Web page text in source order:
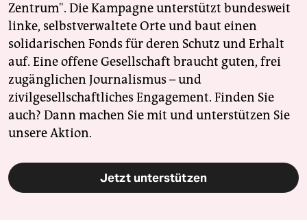
Zentrum". Die Kampagne unterstützt bundesweit
linke, selbstverwaltete Orte und baut einen
solidarischen Fonds für deren Schutz und Erhalt
auf. Eine offene Gesellschaft braucht guten, frei
zugänglichen Journalismus – und
zivilgesellschaftliches Engagement. Finden Sie
auch? Dann machen Sie mit und unterstützen Sie
unsere Aktion.
Jetzt unterstützen